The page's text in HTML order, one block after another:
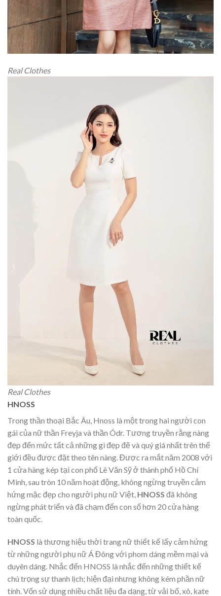
Real Clothes
Real Clothes
HNOSS
Trong thần thoại Bắc Âu, Hnoss là một trong hai người con
gái của nữ thần Freyja và thần Ódr. Tương truyền rằng nàng
đẹp đến mức tất cả những gì đẹp đẽ và quý giá nhất trên thế
giới đều được đặt theo tên nàng. Được ra mắt năm 2008 với
1 cửa hàng kép tại con phố Lê Văn Sỹ ở thành phố Hồ Chí
Minh, sau tròn 10 năm hoạt động, không ngừng truyền cảm
hứng mặc đẹp cho người phụ nữ Việt, HNOSS đã không
ngừng phát triển và đã chạm đến con số hơn 20 cửa hàng
toàn quốc.
HNOSS là thương hiệu thời trang nữ thiết kế lấy cảm hứng
từ những người phụ nữ Á Đông với phom dáng mềm mại và
duyên dáng. Nhắc đến HNOSS là nhắc đến những thiết kế
chú trọng sự thanh lịch; hiện đại nhưng không kém phần nữ
tính. Vốn sử dụng nhiều chất liệu đa dạng, từ vải bố, xô, kate